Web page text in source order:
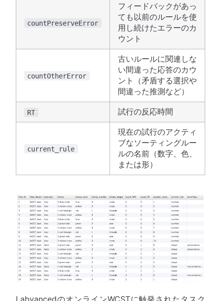
countPreserveError
フィードバックがあっ
ても以前のルールを使
用し続けたエラーのカ
ウント
countOtherError
古いルールに関連しな
い間違った応答のカウ
ント（矛盾する選択や
間違った推測など）
RT 試行の反応時間
current_rule
現在の試行のアクティ
ブなソーティングルー
ルの名前（数字、色、
または形）
LabvancedのオンラインWCSTに触発されたタスク